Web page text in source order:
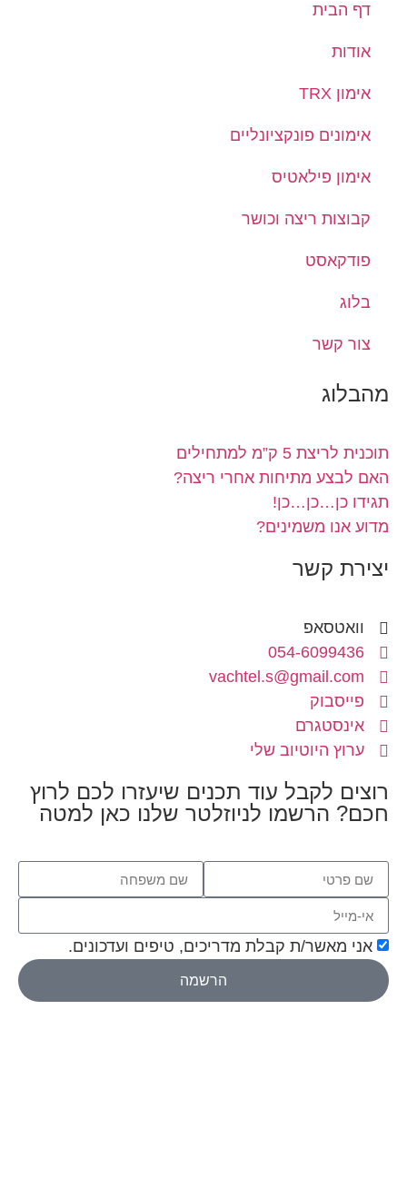
דף הבית
אודות
אימון TRX
אימונים פונקציונליים
אימון פילאטיס
קבוצות ריצה וכושר
פודקאסט
בלוג
צור קשר
מהבלוג
תוכנית לריצת 5 ק”מ למתחילים
האם לבצע מתיחות אחרי ריצה?
תגידו כן…כן…כן!
מדוע אנו משמינים?
יצירת קשר
וואטסאפ
054-6099436
vachtel.s@gmail.com
פייסבוק
אינסטגרם
ערוץ היוטיוב שלי
רוצים לקבל עוד תכנים שיעזרו לכם לרוץ
חכם? הרשמו לניוזלטר שלנו כאן למטה
אני מאשר/ת קבלת מדריכים, טיפים ועדכונים.
הרשמה